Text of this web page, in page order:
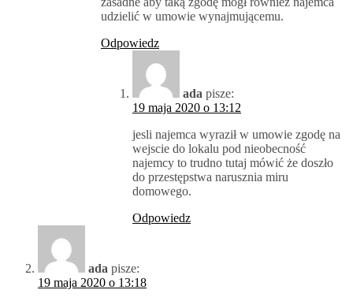
udzielić w umowie wynajmującemu.
Odpowiedz
ada pisze:
19 maja 2020 o 13:12
jesli najemca wyraził w umowie zgodę na
wejscie do lokalu pod nieobecność
najemcy to trudno tutaj mówić że doszło
do przestępstwa narusznia miru
domowego.
Odpowiedz
ada pisze:
19 maja 2020 o 13:18